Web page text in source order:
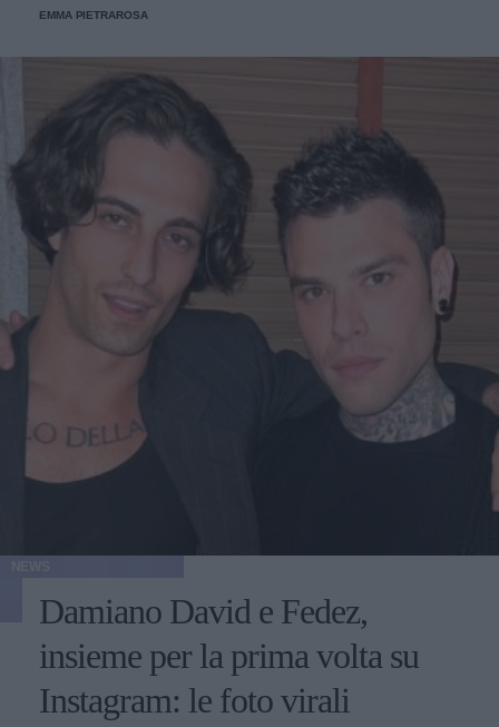
occhi.
EMMA PIETRAROSA
Damiano David e Fedez,
insieme per la prima volta su
Instagram: le foto virali